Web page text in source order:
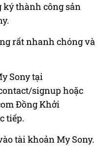
thành công sản
rất nhanh chóng và
Sony tại
signup hoặc
Đồng Khởi
tiếp.
tài khoản My Sony.